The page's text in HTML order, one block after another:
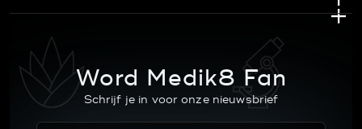
Word Medik8 Fan
Schrijf je in voor onze nieuwsbrief